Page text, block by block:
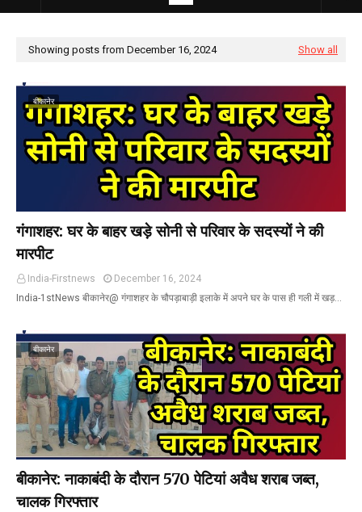
Showing posts from December 16, 2024 Show all
बीकानेर
गंगाशहर: घर के बाहर खड़े सोनी से परिवार के सदस्यों ने की
मारपीट
India-Firstnews
December 16, 2024
India-1stNews बीकानेर@ गंगाशहर के चौपड़ाबाड़ी इलाके में अपने घर के पास ही गली में खड़…
बीकानेर
बीकानेर: नाकाबंदी के दौरान 570 पेटियां अवैध शराब जब्त,
चालक गिरफ्तार